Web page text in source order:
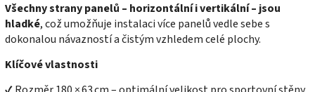
Všechny strany panelů – horizontální i vertikální – jsou
hladké, což umožňuje instalaci více panelů vedle sebe s
dokonalou návazností a čistým vzhledem celé plochy.
Klíčové vlastnosti